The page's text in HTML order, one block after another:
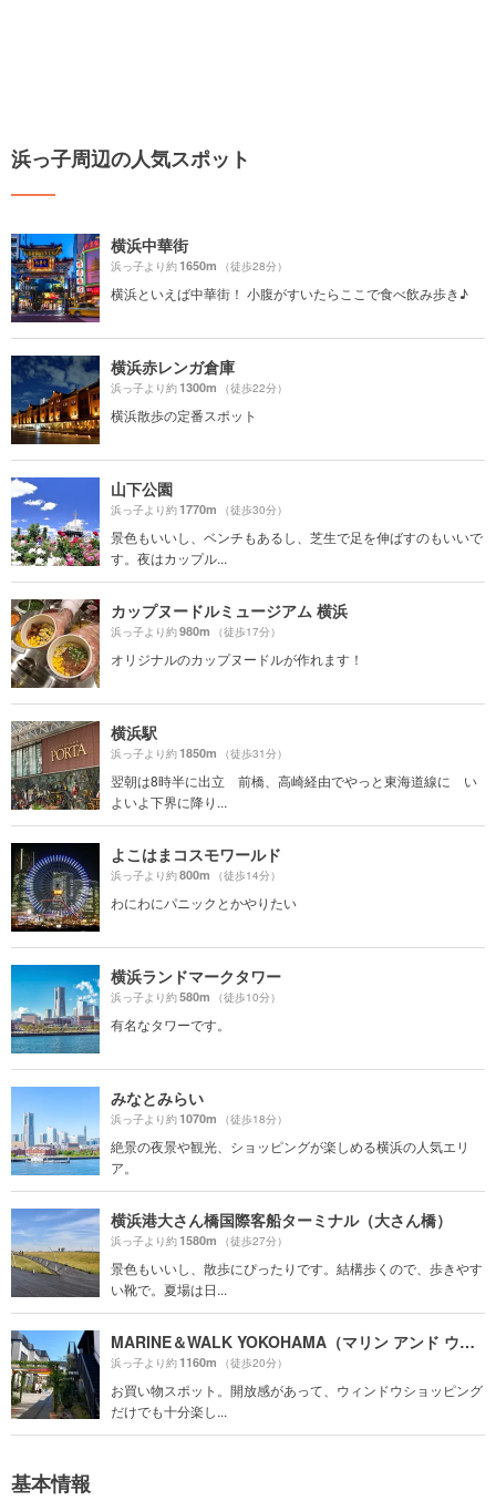
浜っ子周辺の人気スポット
横浜中華街
浜っ子より約1650m （徒歩28分）
横浜といえば中華街！ 小腹がすいたらここで食べ飲み歩き♪
横浜赤レンガ倉庫
浜っ子より約1300m （徒歩22分）
横浜散歩の定番スポット
山下公園
浜っ子より約1770m （徒歩30分）
景色もいいし、ベンチもあるし、芝生で足を伸ばすのもいいで
す。夜はカップル...
カップヌードルミュージアム 横浜
浜っ子より約980m （徒歩17分）
オリジナルのカップヌードルが作れます！
横浜駅
浜っ子より約1850m （徒歩31分）
翌朝は8時半に出立 前橋、高崎経由でやっと東海道線に い
よいよ下界に降り...
よこはまコスモワールド
浜っ子より約800m （徒歩14分）
わにわにパニックとかやりたい
横浜ランドマークタワー
浜っ子より約580m （徒歩10分）
有名なタワーです。
みなとみらい
浜っ子より約1070m （徒歩18分）
絶景の夜景や観光、ショッピングが楽しめる横浜の人気エリ
ア。
横浜港大さん橋国際客船ターミナル（大さん橋）
浜っ子より約1580m （徒歩27分）
景色もいいし、散歩にぴったりです。結構歩くので、歩きやす
い靴で。夏場は日...
MARINE＆WALK YOKOHAMA（マリン アンド ウォーク ヨコハマ）
浜っ子より約1160m （徒歩20分）
お買い物スポット。開放感があって、ウィンドウショッピング
だけでも十分楽し...
基本情報